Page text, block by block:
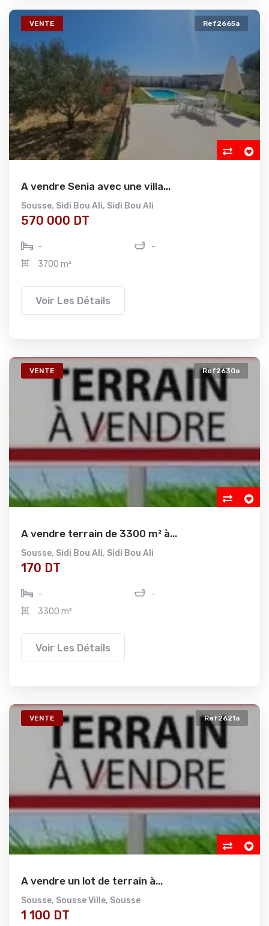
VENTE Ref2665a
A vendre Senia avec une villa...
Sousse, Sidi Bou Ali, Sidi Bou Ali
570 000 DT
-
-
3700 m²
Voir Les Détails
VENTE Ref2630a
A vendre terrain de 3300 m² à...
Sousse, Sidi Bou Ali, Sidi Bou Ali
170 DT
-
-
3300 m²
Voir Les Détails
VENTE Ref2621a
A vendre un lot de terrain à...
Sousse, Sousse Ville, Sousse
1 100 DT